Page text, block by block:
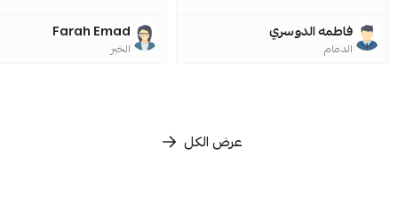
فاطمه الدوسري
الدمام
Farah Emad
الخبر
عرض الكل